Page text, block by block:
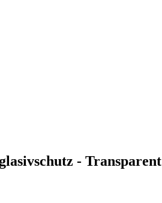
- Transparent